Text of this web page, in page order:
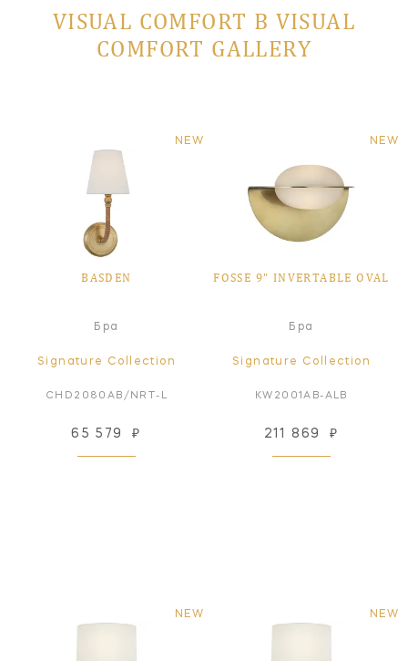
VISUAL COMFORT В VISUAL
COMFORT GALLERY
NEW
BASDEN
Бра
Signature Collection
CHD2080AB/NRT-L
65 579 ₽
NEW
FOSSE 9" INVERTABLE OVAL
Бра
Signature Collection
KW2001AB-ALB
211 869 ₽
NEW NEW